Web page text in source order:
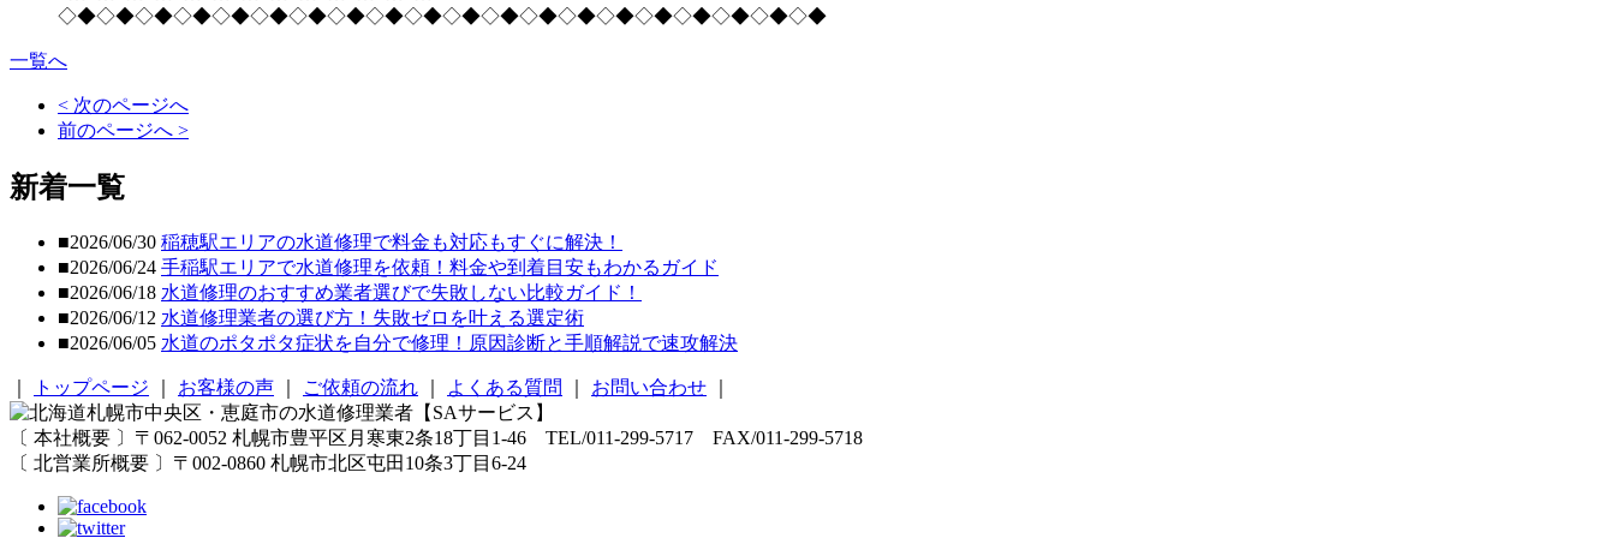
◇◆◇◆◇◆◇◆◇◆◇◆◇◆◇◆◇◆◇◆◇◆◇◆◇◆◇◆◇◆◇◆◇◆◇◆◇◆◇◆
一覧へ
< 次のページへ
前のページへ >
新着一覧
■2026/06/30 稲穂駅エリアの水道修理で料金も対応もすぐに解決！
■2026/06/24 手稲駅エリアで水道修理を依頼！料金や到着目安もわかるガイド
■2026/06/18 水道修理のおすすめ業者選びで失敗しない比較ガイド！
■2026/06/12 水道修理業者の選び方！失敗ゼロを叶える選定術
■2026/06/05 水道のポタポタ症状を自分で修理！原因診断と手順解説で速攻解決
トップページ お客様の声 ご依頼の流れ よくある質問 お問い合わせ
〔 本社概要 〕〒062-0052 札幌市豊平区月寒東2条18丁目1-46 TEL/011-299-5717 FAX/011-299-5718
〔 北営業所概要 〕〒002-0860 札幌市北区屯田10条3丁目6-24